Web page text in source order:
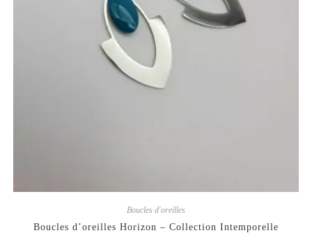
Boucles d'oreilles
Boucles d’oreilles Horizon – Collection Intemporelle